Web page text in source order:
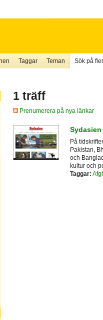
Taggar Teman Sök på
1 träff
Prenumerera på nya länkar
Sydasien
På
Pakistan,
och
kultur och
Taggar: